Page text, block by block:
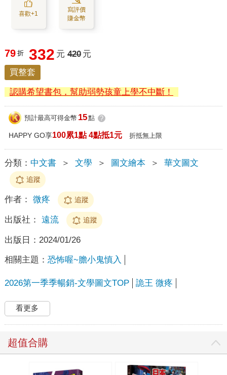
喜歡+1
寫評價
賺金幣
79 折 332 元 420 元
買整套
認購希望書包，幫助弱勢孩童上學不中斷！
預計最高可得金幣 15點 ?
HAPPY GO享100累1點 4點抵1元 折抵無上限
分類： 中文書 ＞ 文學 ＞ 圖文繪本 ＞ 華文圖文
追蹤
作者： 微疼 追蹤
出版社： 遠流 追蹤
出版日： 2024/01/26
相關主題： 恐怖喔~膽小鬼慎入
2026第一季季暢銷-文學圖文TOP 詭王 微疼
看更多
超值合購